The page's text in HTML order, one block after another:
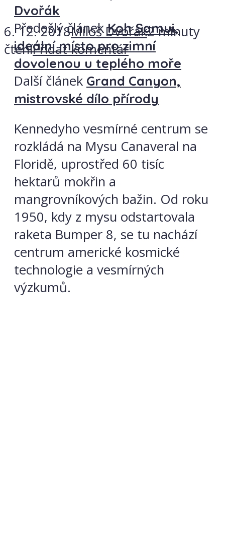
6. 12. 2018Miloš Dvořák2 minuty
čteníPřidat komentář
Dvořák
Předešlý článek Koh Samui,
ideální místo pro zimní
dovolenou u teplého moře
Další článek Grand Canyon,
mistrovské dílo přírody
Kennedyho vesmírné centrum se
rozkládá na Mysu Canaveral na
Floridě, uprostřed 60 tisíc
hektarů mokřin a
mangrovníkových bažin. Od roku
1950, kdy z mysu odstartovala
raketa Bumper 8, se tu nachází
centrum americké kosmické
technologie a vesmírných
výzkumů.